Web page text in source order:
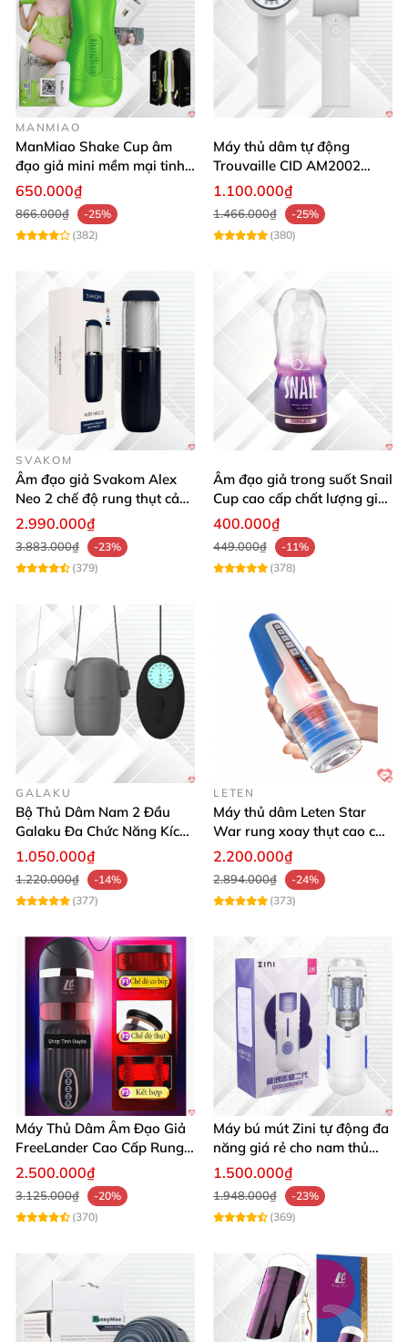
MANMIAO
ManMiao Shake Cup âm
đạo giả mini mềm mại tinh
tế kích thích cực đỉnh
650.000₫
866.000₫
-25%
(382)
Máy thủ dâm tự động
Trouvaille CID AM2002
tăng khoái cảm
1.100.000₫
1.466.000₫
-25%
(380)
SVAKOM
Âm đạo giả Svakom Alex
Neo 2 chế độ rung thụt cảm
giác thật
2.990.000₫
3.883.000₫
-23%
(379)
Âm đạo giả trong suốt Snail
Cup cao cấp chất lượng giá
tốt
400.000₫
449.000₫
-11%
(378)
GALAKU
Bộ Thủ Dâm Nam 2 Đầu
Galaku Đa Chức Năng Kích
Thích Sướng Mạnh
1.050.000₫
1.220.000₫
-14%
(377)
LETEN
Máy thủ dâm Leten Star
War rung xoay thụt cao cấp
giá tốt
2.200.000₫
2.894.000₫
-24%
(373)
Máy Thủ Dâm Âm Đạo Giả
FreeLander Cao Cấp Rung
Thụt Đa Chức Năng
2.500.000₫
3.125.000₫
-20%
(370)
Máy bú mút Zini tự động đa
năng giá rẻ cho nam thủ
dâm cao cấp
1.500.000₫
1.948.000₫
-23%
(369)